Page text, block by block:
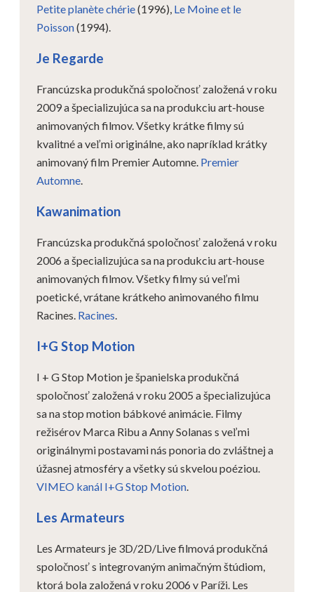
Petite planète chérie(1996), Le Moine et le
Poisson(1994).
Je Regarde
Francúzska produkčná spoločnosť založená v roku
2009 a špecializujúca sa na produkciu art-house
animovaných filmov. Všetky krátke filmy sú
kvalitné a veľmi originálne, ako napríklad krátky
animovaný film Premier Automne. Premier
Automne
Kawanimation
Francúzska produkčná spoločnosť založená v roku
2006 a špecializujúca sa na produkciu art-house
animovaných filmov. Všetky filmy sú veľmi
poetické, vrátane krátkeho animovaného filmu
Racines. Racines
I+G Stop Motion
I + G Stop Motion je španielska produkčná
spoločnosť založená v roku 2005 a špecializujúca
sa na stop motion bábkové animácie. Filmy
režisérov Marca Ribu a Anny Solanas s veľmi
originálnymi postavami nás ponoria do zvláštnej a
úžasnej atmosféry a všetky sú skvelou poéziou.
VIMEO kanál I+G Stop Motion
Les Armateurs
Les Armateurs je 3D/2D/Live filmová produkčná
spoločnosť s integrovaným animačným štúdiom,
ktorá bola založená v roku 2006 v Paríži. Les